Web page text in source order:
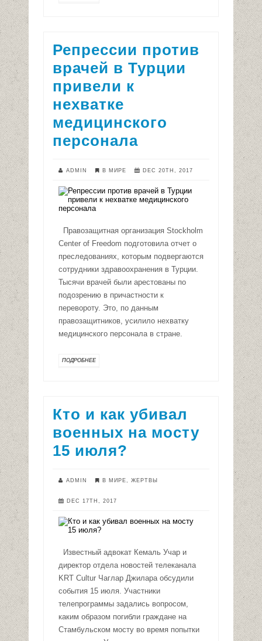
Репрессии против
врачей в Турции
привели к
нехватке
медицинского
персонала
ADMIN В МИРЕ DEC 20TH, 2017
Правозащитная организация Stockholm
Center of Freedom подготовила отчет о
преследованиях, которым подвергаются
сотрудники здравоохранения в Турции.
Тысячи врачей были арестованы по
подозрению в причастности к
перевороту. Это, по данным
правозащитников, усилило нехватку
медицинского персонала в стране.
ПОДРОБНЕЕ
Кто и как убивал
военных на мосту
15 июля?
ADMIN В МИРЕ, ЖЕРТВЫ
DEC 17TH, 2017
Известный адвокат Кемаль Учар и
директор отдела новостей телеканала
KRT Cultur Чаглар Джилара обсудили
события 15 июля. Участники
телепрограммы задались вопросом,
каким образом погибли граждане на
Стамбульском мосту во время попытки